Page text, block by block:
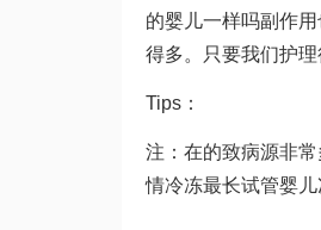
的婴儿一样吗副作
得多。只要我们护理
Tips：
注：在的致病源非
情冷冻最长试管婴儿